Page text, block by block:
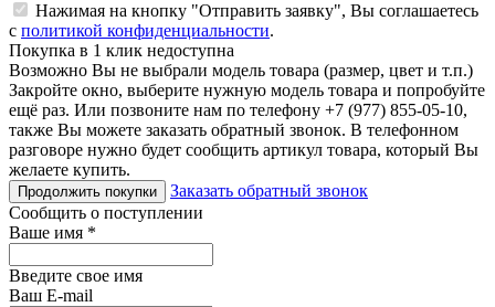
Нажимая на кнопку "Отправить заявку", Вы соглашаетесь
с политикой конфиденциальности.
Покупка в 1 клик недоступна
Возможно Вы не выбрали модель товара (размер, цвет и т.п.)
Закройте окно, выберите нужную модель товара и попробуйте
ещё раз. Или позвоните нам по телефону +7 (977) 855-05-10,
также Вы можете заказать обратный звонок. В телефонном
разговоре нужно будет сообщить артикул товара, который Вы
желаете купить.
Продолжить покупки
Заказать обратный звонок
Сообщить о поступлении
Ваше имя *
Введите свое имя
Ваш E-mail